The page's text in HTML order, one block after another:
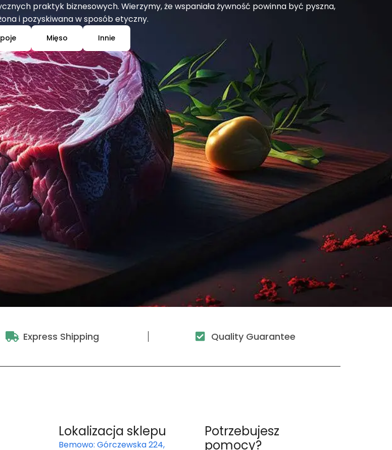
praktyk biznesowych. Wierzymy, że wspaniała żywność powinna być pyszna,
i pozyskiwana w sposób etyczny.
Mięso Innie
Express Shipping Quality Guarantee
Lokalizacja sklepu
Bemowo: Górczewska 224,
Potrzebujesz
pomocy?